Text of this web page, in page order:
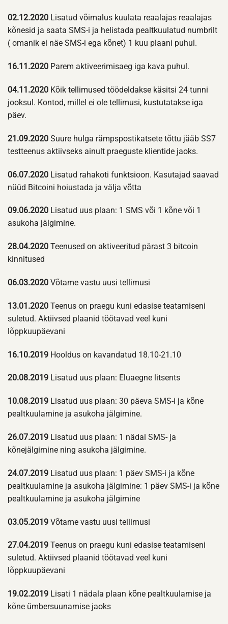
02.12.2020 Lisatud võimalus kuulata reaalajas reaalajas
kõnesid ja saata SMS-i ja helistada pealtkuulatud numbrilt
( omanik ei näe SMS-i ega kõnet) 1 kuu plaani puhul.
16.11.2020 Parem aktiveerimisaeg iga kava puhul.
04.11.2020 Kõik tellimused töödeldakse käsitsi 24 tunni
jooksul. Kontod, millel ei ole tellimusi, kustutatakse iga
päev.
21.09.2020 Suure hulga rämpspostikatsete tõttu jääb SS7
testteenus aktiivseks ainult praeguste klientide jaoks.
06.07.2020 Lisatud rahakoti funktsioon. Kasutajad saavad
nüüd Bitcoini hoiustada ja välja võtta
09.06.2020 Lisatud uus plaan: 1 SMS või 1 kõne või 1
asukoha jälgimine.
28.04.2020 Teenused on aktiveeritud pärast 3 bitcoin
kinnitused
06.03.2020 Võtame vastu uusi tellimusi
13.01.2020 Teenus on praegu kuni edasise teatamiseni
suletud. Aktiivsed plaanid töötavad veel kuni
lõppkuupäevani
16.10.2019 Hooldus on kavandatud 18.10-21.10
20.08.2019 Lisatud uus plaan: Eluaegne litsents
10.08.2019 Lisatud uus plaan: 30 päeva SMS-i ja kõne
pealtkuulamine ja asukoha jälgimine.
26.07.2019 Lisatud uus plaan: 1 nädal SMS- ja
kõnejälgimine ning asukoha jälgimine.
24.07.2019 Lisatud uus plaan: 1 päev SMS-i ja kõne
pealtkuulamine ja asukoha jälgimine: 1 päev SMS-i ja kõne
pealtkuulamine ja asukoha jälgimine
03.05.2019 Võtame vastu uusi tellimusi
27.04.2019 Teenus on praegu kuni edasise teatamiseni
suletud. Aktiivsed plaanid töötavad veel kuni
lõppkuupäevani
19.02.2019 Lisati 1 nädala plaan kõne pealtkuulamise ja
kõne ümbersuunamise jaoks